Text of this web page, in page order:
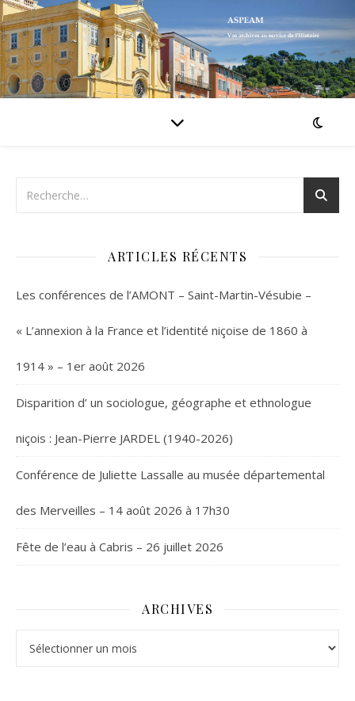
ARTICLES RÉCENTS
Les conférences de l’AMONT – Saint-Martin-Vésubie –
« L’annexion à la France et l’identité niçoise de 1860 à
1914 » – 1er août 2026
Disparition d’ un sociologue, géographe et ethnologue
niçois : Jean-Pierre JARDEL (1940-2026)
Conférence de Juliette Lassalle au musée départemental
des Merveilles – 14 août 2026 à 17h30
Fête de l’eau à Cabris – 26 juillet 2026
ARCHIVES